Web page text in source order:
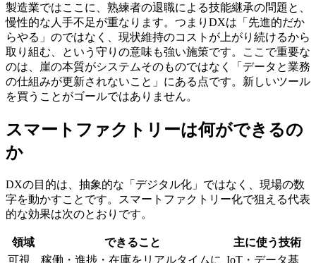
製造業ではここに、熟練者の退職による技能継承の問題と、
慢性的な人手不足が重なります。つまりDXは「先進的だか
らやる」のではなく、現状維持のコストが上がり続けるから
取り組む、という守りの意味も強い施策です。ここで重要な
のは、崖の本質がシステムそのものではなく「データと業務
の仕組みが更新されないこと」にある点です。新しいツール
を買うことがゴールではありません。
スマートファクトリーは何ができるの
か
DXの目的は、抽象的な「デジタル化」ではなく、現場の数
字を動かすことです。スマートファクトリー化で狙える代表
的な効果は次のとおりです。
領域 できること
主に使う技術
可視
稼働・進捗・在庫をリアルタイムに IoT・データ基